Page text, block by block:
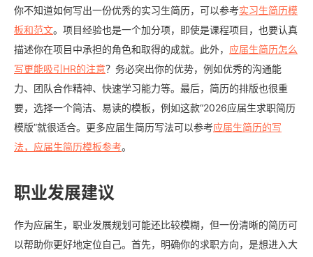
你不知道如何写出一份优秀的实习生简历，可以参考实习生简历模
板和范文。项目经验也是一个加分项，即使是课程项目，也要认真
描述你在项目中承担的角色和取得的成就。此外， 应届生简历怎么
写更能吸引HR的注意？务必突出你的优势，例如优秀的沟通能
力、团队合作精神、快速学习能力等。最后，简历的排版也很重
要，选择一个简洁、易读的模板，例如这款“2026应届生求职简历
模版”就很适合。更多应届生简历写法可以参考应届生简历的写
法，应届生简历模板参考。
职业发展建议
作为应届生，职业发展规划可能还比较模糊，但一份清晰的简历可
以帮助你更好地定位自己。首先，明确你的求职方向，是想进入大